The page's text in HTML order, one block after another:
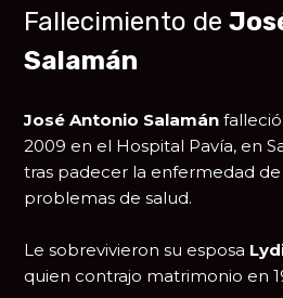
Fallecimiento de
Salamán
José Antonio Salamán
2009 en el Hospital Pavía, en
tras padecer la enfermedad
problemas de salud.
Le sobrevivieron su esposa
quien contrajo matrimonio en